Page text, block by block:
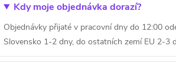
Kdy moje objednávka dorazí?
Objednávky přijaté v pracovní dny do 12:00
Slovensko 1-2 dny, do ostatních zemí EU 2-3